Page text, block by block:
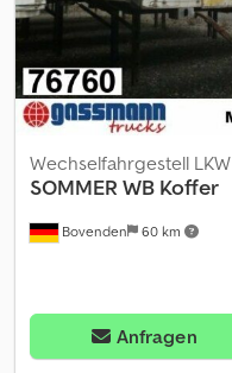
Bovenden 60 km
Wechselfahrgestell LKW
SOMMER WB Koffer
Anfragen